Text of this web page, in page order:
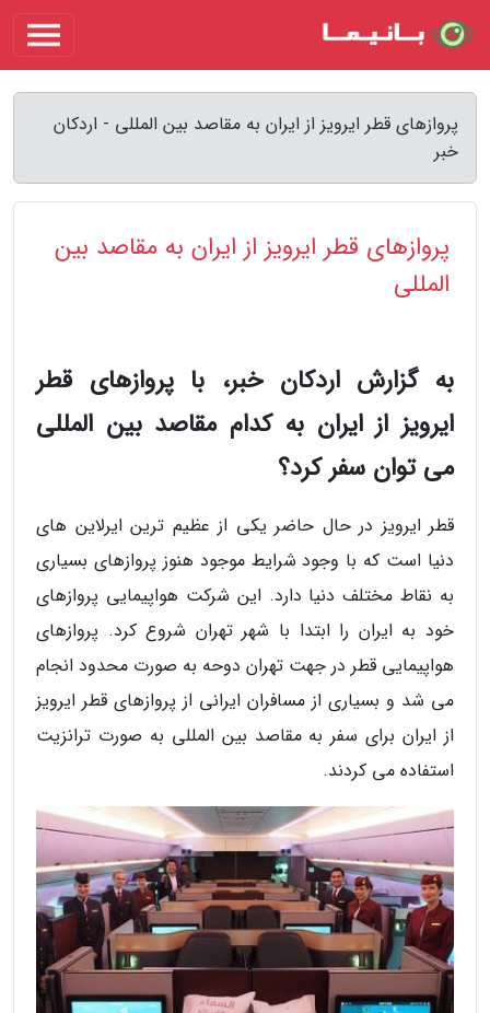
پروازهای قطر ایرویز از ایران به مقاصد بین المللی - اردکان
خبر
پروازهای قطر ایرویز از ایران به مقاصد بین
المللی
به گزارش اردکان خبر، با پروازهای قطر
ایرویز از ایران به کدام مقاصد بین المللی
می توان سفر کرد؟
قطر ایرویز در حال حاضر یکی از عظیم ترین ایرلاین های
دنیا است که با وجود شرایط موجود هنوز پروازهای بسیاری
به نقاط مختلف دنیا دارد. این شرکت هواپیمایی پروازهای
خود به ایران را ابتدا با شهر تهران شروع کرد. پروازهای
هواپیمایی قطر در جهت تهران دوحه به صورت محدود انجام
می شد و بسیاری از مسافران ایرانی از پروازهای قطر ایرویز
از ایران برای سفر به مقاصد بین المللی به صورت ترانزیت
استفاده می کردند.